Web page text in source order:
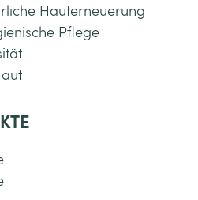
Hauterneuerung
Pflege